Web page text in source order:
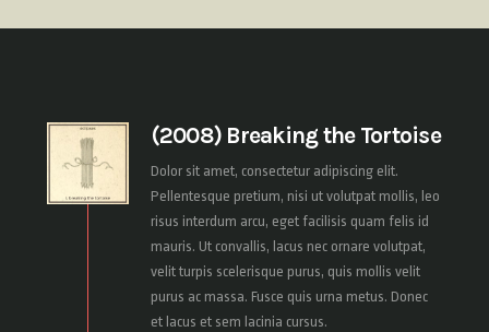
(2008) Breaking the Tortoise
Dolor sit amet, consectetur adipiscing elit.
Pellentesque pretium, nisi ut volutpat mollis, leo
risus interdum arcu, eget facilisis quam felis id
mauris. Ut convallis, lacus nec ornare volutpat,
velit turpis scelerisque purus, quis mollis velit
purus ac massa. Fusce quis urna metus. Donec
et lacus et sem lacinia cursus.